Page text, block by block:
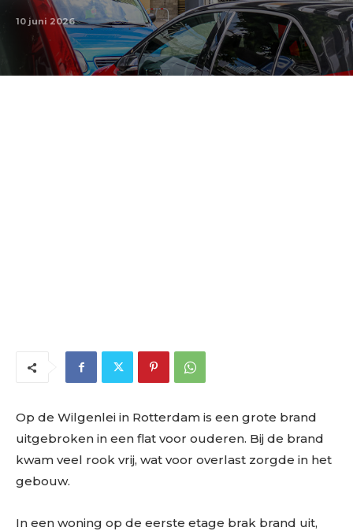
10 juni 2026
Op de Wilgenlei in Rotterdam is een grote brand
uitgebroken in een flat voor ouderen. Bij de brand
kwam veel rook vrij, wat voor overlast zorgde in het
gebouw.
In een woning op de eerste etage brak brand uit,